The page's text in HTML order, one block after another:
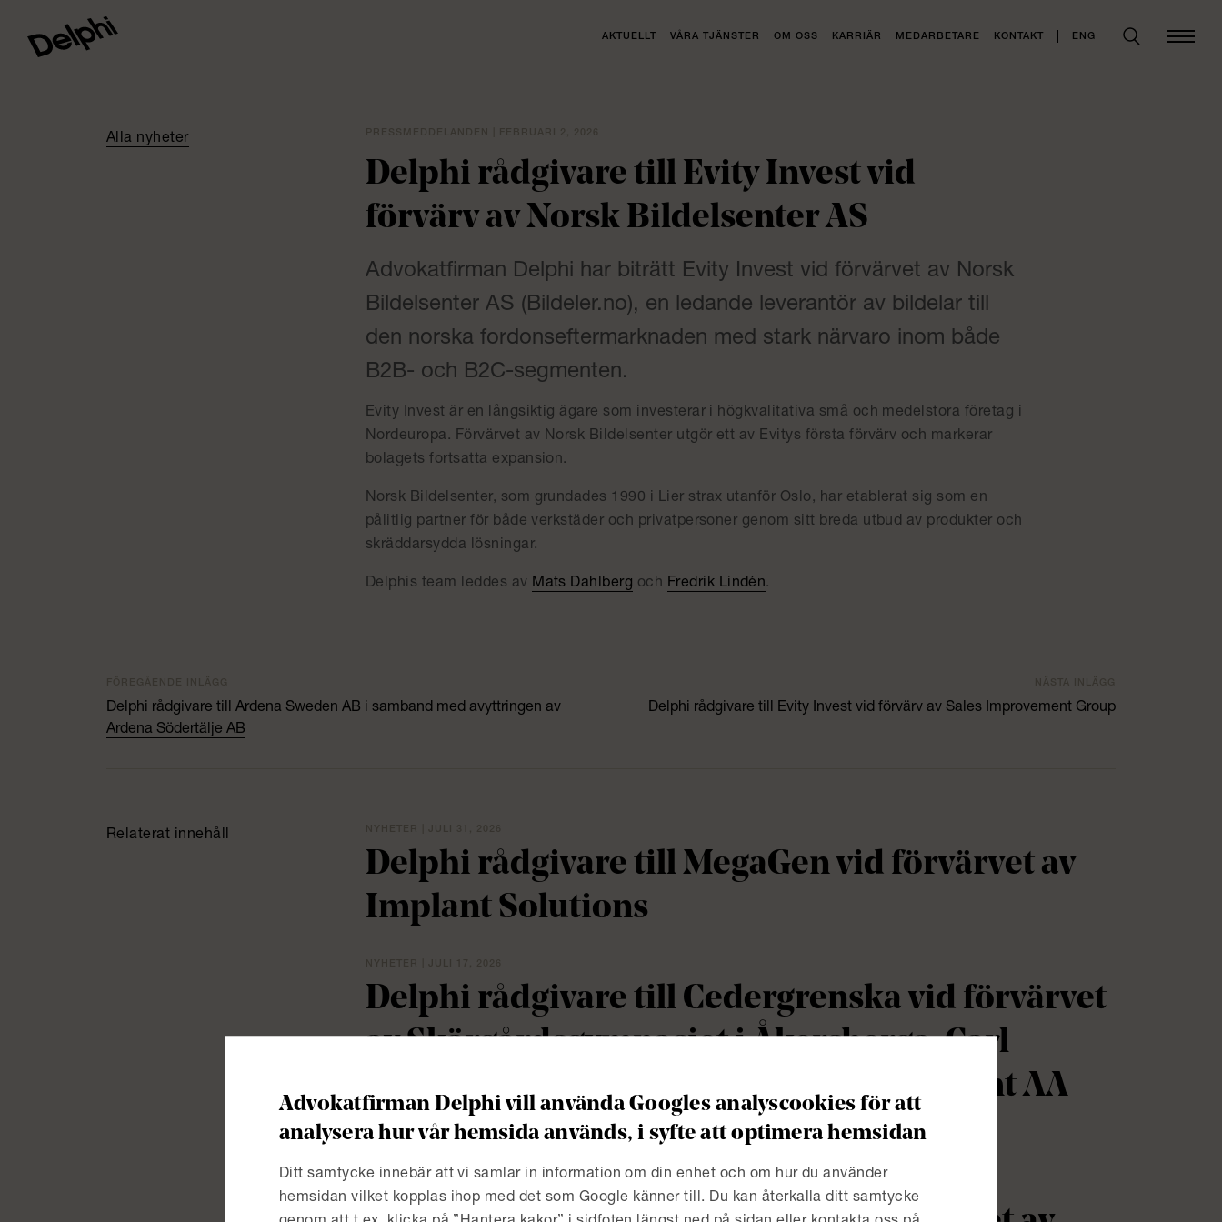
AKTUELLT VÅRA TJÄNSTER OM OSS KARRIÄR MEDARBETARE KONTAKT ENG
Alla nyheter
Delphi rådgivare till Evity Invest vid
förvärv av Norsk Bildelsenter AS
Advokatfirman Delphi har biträtt Evity Invest vid förvärvet av Norsk
Bildelsenter AS (Bildeler.no), en ledande leverantör av bildelar till
den norska fordonseftermarknaden med stark närvaro inom både
B2B- och B2C-segmenten.
Evity Invest är en långsiktig ägare som investerar i högkvalitativa små och medelstora företag i
Nordeuropa. Förvärvet av Norsk Bildelsenter utgör ett av Evitys första förvärv och markerar
bolagets fortsatta expansion.
Norsk Bildelsenter, som grundades 1990 i Lier strax utanför Oslo, har etablerat sig som en
pålitlig partner för både verkstäder och privatpersoner genom sitt breda utbud av produkter och
skräddarsydda lösningar.
Delphis team leddes av Mats Dahlberg och Fredrik Lindén.
Delphi rådgivare till Ardena Sweden AB i samband med avyttringen av
Ardena Södertälje AB
Delphi rådgivare till Evity Invest vid förvärv av Sales Improvement Group
Relaterat innehåll
Delphi rådgivare till MegaGen vid förvärvet av
Implant Solutions
Delphi rådgivare till Cedergrenska vid förvärvet
av Skärgårdsgymnasiet i Åkersberga, Carl
Wahren Gymnasium, nya fastigheter samt AA
skolmat AB
Advokatfirman Delphi vill använda Googles analyscookies för att
analysera hur vår hemsida används, i syfte att optimera hemsidan
Ditt samtycke innebär att vi samlar in information om din enhet och om hur du använder
hemsidan vilket kopplas ihop med det som Google känner till. Du kan återkalla ditt samtycke